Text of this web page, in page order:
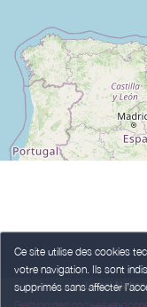
Ce site utilise des cookies
votre navigation. Ils sont
supprimés sans affecter
Legal Notice